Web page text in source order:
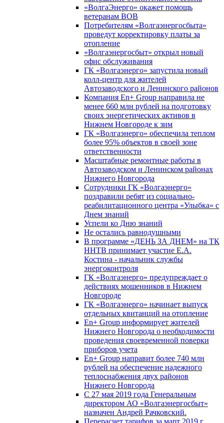
«ВолгаЭнерго» окажет помощь
ветеранам ВОВ
Потребителям «Волгаэнергосбыта»
проведут корректировку платы за
отопление
«Волгаэнергосбыт» открыл новый
офис обслуживания
ГК «Волгаэнерго» запустила новый
колл-центр для жителей
Автозаводского и Ленинского районов
Компания En+ Group направила не
менее 660 млн рублей на подготовку
своих энергетических активов в
Нижнем Новгороде к зим
ГК «Волгаэнерго» обеспечила теплом
более 95% объектов в своей зоне
ответственности
Масштабные ремонтные работы в
Автозаводском и Ленинском районах
Нижнего Новгорода
Сотрудники ГК «Волгаэнерго»
поздравили ребят из социально-
реабилитационного центра «Улыбка» с
Днем знаний
Успели ко Дню знаний
Не остались равнодушными
В программе «ДЕНЬ ЗА ДНЕМ» на ТК
ННТВ принимает участие Е.А.
Костина - начальник службы
энергоконтроля
ГК «Волгаэнерго» предупреждает о
действиях мошенников в Нижнем
Новгороде
ГК «Волгаэнерго» начинает выпуск
отдельных квитанций на отопление
En+ Group информирует жителей
Нижнего Новгорода о необходимости
проведения своевременной поверки
приборов учета
En+ Group направит более 740 млн
рублей на обеспечение надежного
теплоснабжения двух районов
Нижнего Новгорода
С 27 мая 2019 года Генеральным
директором АО «Волгаэнергосбыт»
назначен Андрей Рачковский.